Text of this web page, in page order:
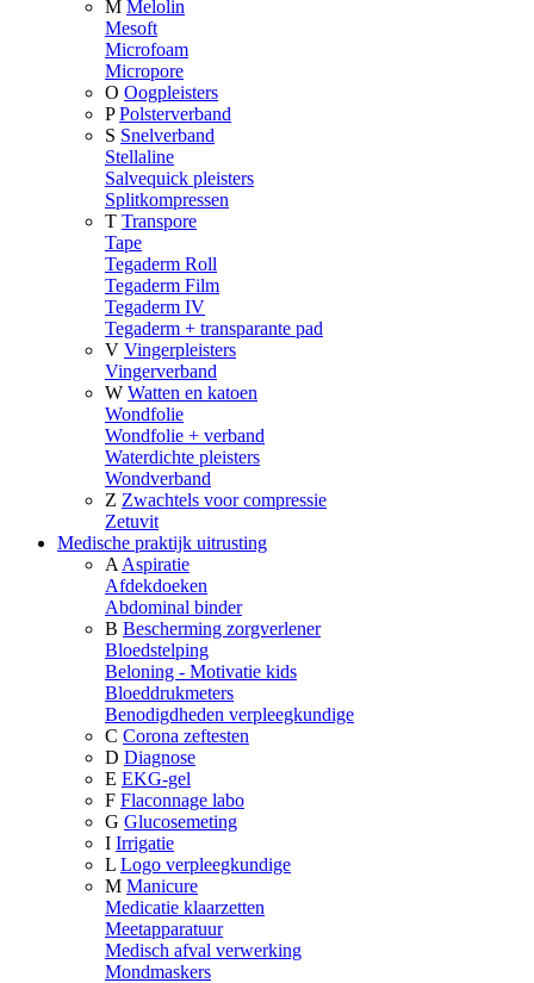
M Melolin
Mesoft
Microfoam
Micropore
O Oogpleisters
P Polsterverband
S Snelverband
Stellaline
Salvequick pleisters
Splitkompressen
T Transpore
Tape
Tegaderm Roll
Tegaderm Film
Tegaderm IV
Tegaderm + transparante pad
V Vingerpleisters
Vingerverband
W Watten en katoen
Wondfolie
Wondfolie + verband
Waterdichte pleisters
Wondverband
Z Zwachtels voor compressie
Zetuvit
Medische praktijk uitrusting
A Aspiratie
Afdekdoeken
Abdominal binder
B Bescherming zorgverlener
Bloedstelping
Beloning - Motivatie kids
Bloeddrukmeters
Benodigdheden verpleegkundige
C Corona zeftesten
D Diagnose
E EKG-gel
F Flaconnage labo
G Glucosemeting
I Irrigatie
L Logo verpleegkundige
M Manicure
Medicatie klaarzetten
Meetapparatuur
Medisch afval verwerking
Mondmaskers